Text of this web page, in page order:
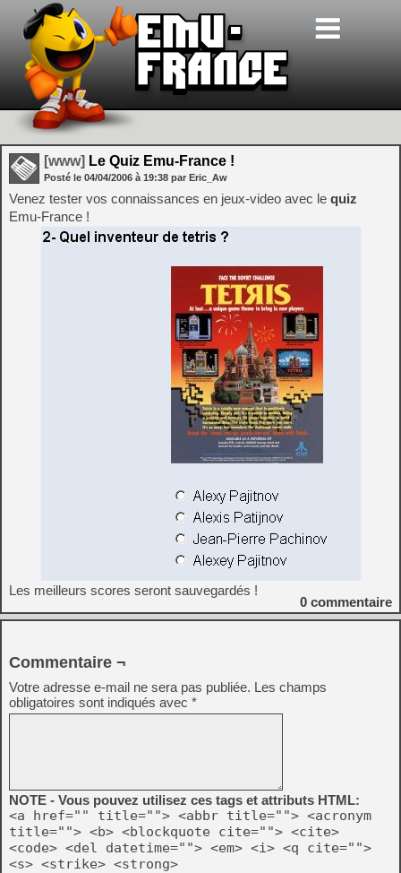
[www] Le Quiz Emu-France !
Posté le 04/04/2006 à 19:38 par Eric_Aw
Venez tester vos connaissances en jeux-video avec le quiz
Emu-France !
Les meilleurs scores seront sauvegardés !
0 commentaire
Commentaire ¬
Votre adresse e-mail ne sera pas publiée. Les champs
obligatoires sont indiqués avec *
NOTE - Vous pouvez utilisez ces tags et attributs HTML:
<a href="" title=""> <abbr title=""> <acronym
title=""> <b> <blockquote cite=""> <cite>
<code> <del datetime=""> <em> <i> <q cite="">
<s> <strike> <strong>